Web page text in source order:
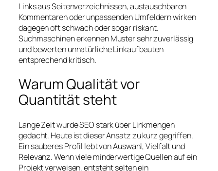
Links aus Seitenverzeichnissen, austauschbaren
Kommentaren oder unpassenden Umfeldern wirken
dagegen oft schwach oder sogar riskant.
Suchmaschinen erkennen Muster sehr zuverlässig
und bewerten unnatürliche Linkaufbauten
entsprechend kritisch.
Warum Qualität vor
Quantität steht
Lange Zeit wurde SEO stark über Linkmengen
gedacht. Heute ist dieser Ansatz zu kurz gegriffen.
Ein sauberes Profil lebt von Auswahl, Vielfalt und
Relevanz. Wenn viele minderwertige Quellen auf ein
Projekt verweisen, entsteht selten ein